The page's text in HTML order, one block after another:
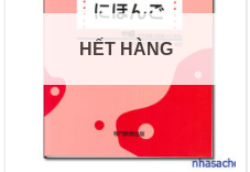
HẾT HÀNG